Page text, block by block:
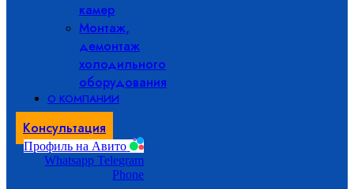
камер
Монтаж,
демонтаж
холодильного
оборудования
О КОМПАНИИ
Консультация
Профиль на Авито
Whatsapp Telegram
Phone